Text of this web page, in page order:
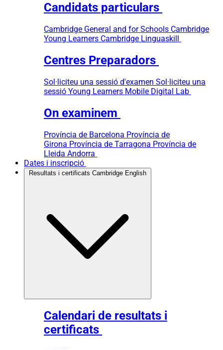
Candidats particulars
Cambridge General and for Schools Cambridge
Young Learners Cambridge Linguaskill
Centres Preparadors
Sol·liciteu una sessió d'examen Sol·liciteu una
sessió Young Learners Mobile Digital Lab
On examinem
Província de Barcelona Província de
Girona Província de Tarragona Província de
Lleida Andorra
Dates i inscripció
Calendari de resultats i
certificats